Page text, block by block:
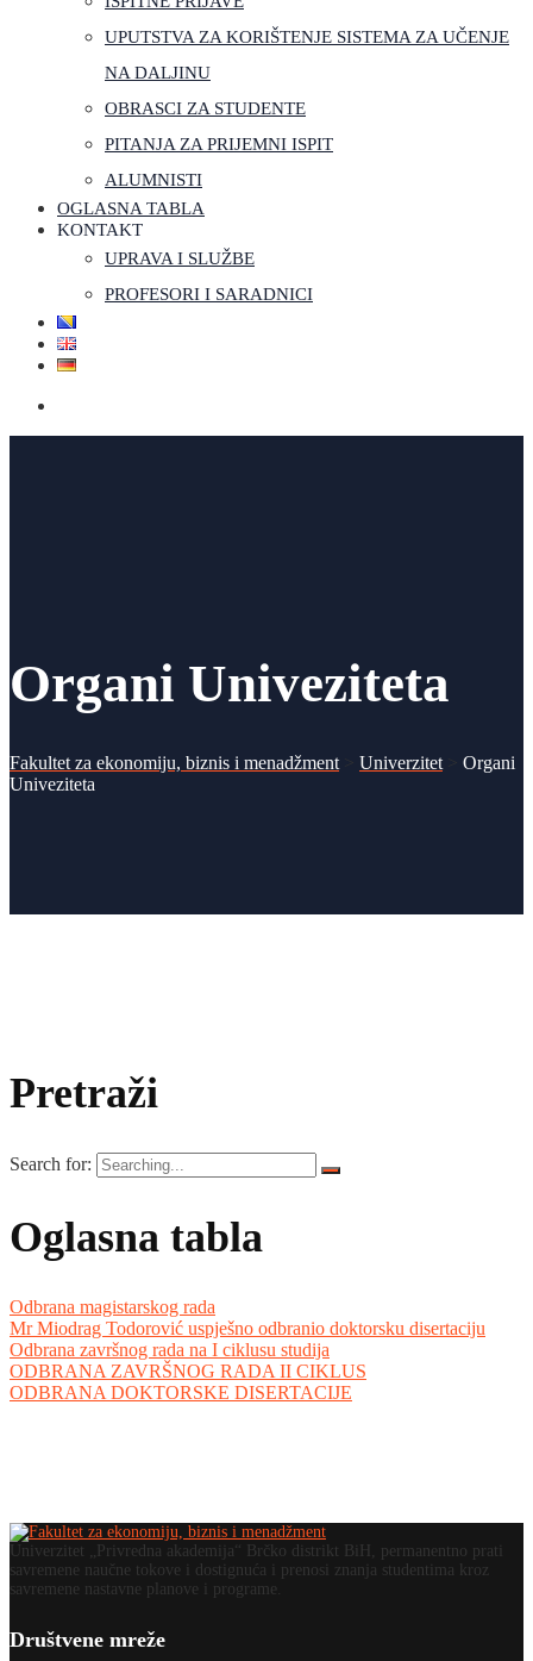
UPUTSTVA ZA KORIŠTENJE SISTEMA ZA UČENJE
NA DALJINU
OBRASCI ZA STUDENTE
PITANJA ZA PRIJEMNI ISPIT
ALUMNISTI
OGLASNA TABLA
KONTAKT
UPRAVA I SLUŽBE
PROFESORI I SARADNICI
Organi Univeziteta
Fakultet za ekonomiju, biznis i menadžment > Univerzitet > Organi
Univeziteta
Pretraži
Search for:
Oglasna tabla
Odbrana magistarskog rada
Mr Miodrag Todorović uspješno odbranio doktorsku disertaciju
Odbrana završnog rada na I ciklusu studija
ODBRANA ZAVRŠNOG RADA II CIKLUS
ODBRANA DOKTORSKE DISERTACIJE
Univerzitet „Privredna akademija“ Brčko distrikt BiH, permanentno prati
savremene naučne tokove i dostignuća i prenosi znanja studentima kroz
savremene nastavne planove i programe.
Društvene mreže